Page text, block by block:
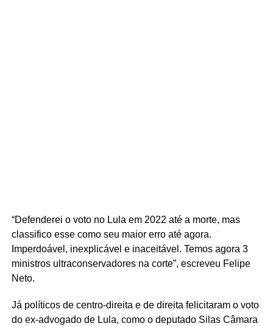
“Defenderei o voto no Lula em 2022 até a morte, mas
classifico esse como seu maior erro até agora.
Imperdoável, inexplicável e inaceitável. Temos agora 3
ministros ultraconservadores na corte”, escreveu Felipe
Neto.
Já políticos de centro-direita e de direita felicitaram o voto
do ex-advogado de Lula, como o deputado Silas Câmara